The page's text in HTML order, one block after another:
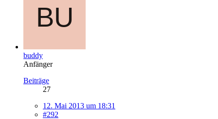
buddy
Anfänger
Beiträge
27
12. Mai 2013 um 18:31
#292